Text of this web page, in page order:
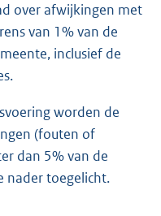
over afwijkingen met
van 1% van de
inclusief de
worden de
(fouten of
dan 5% van de
nader toegelicht.